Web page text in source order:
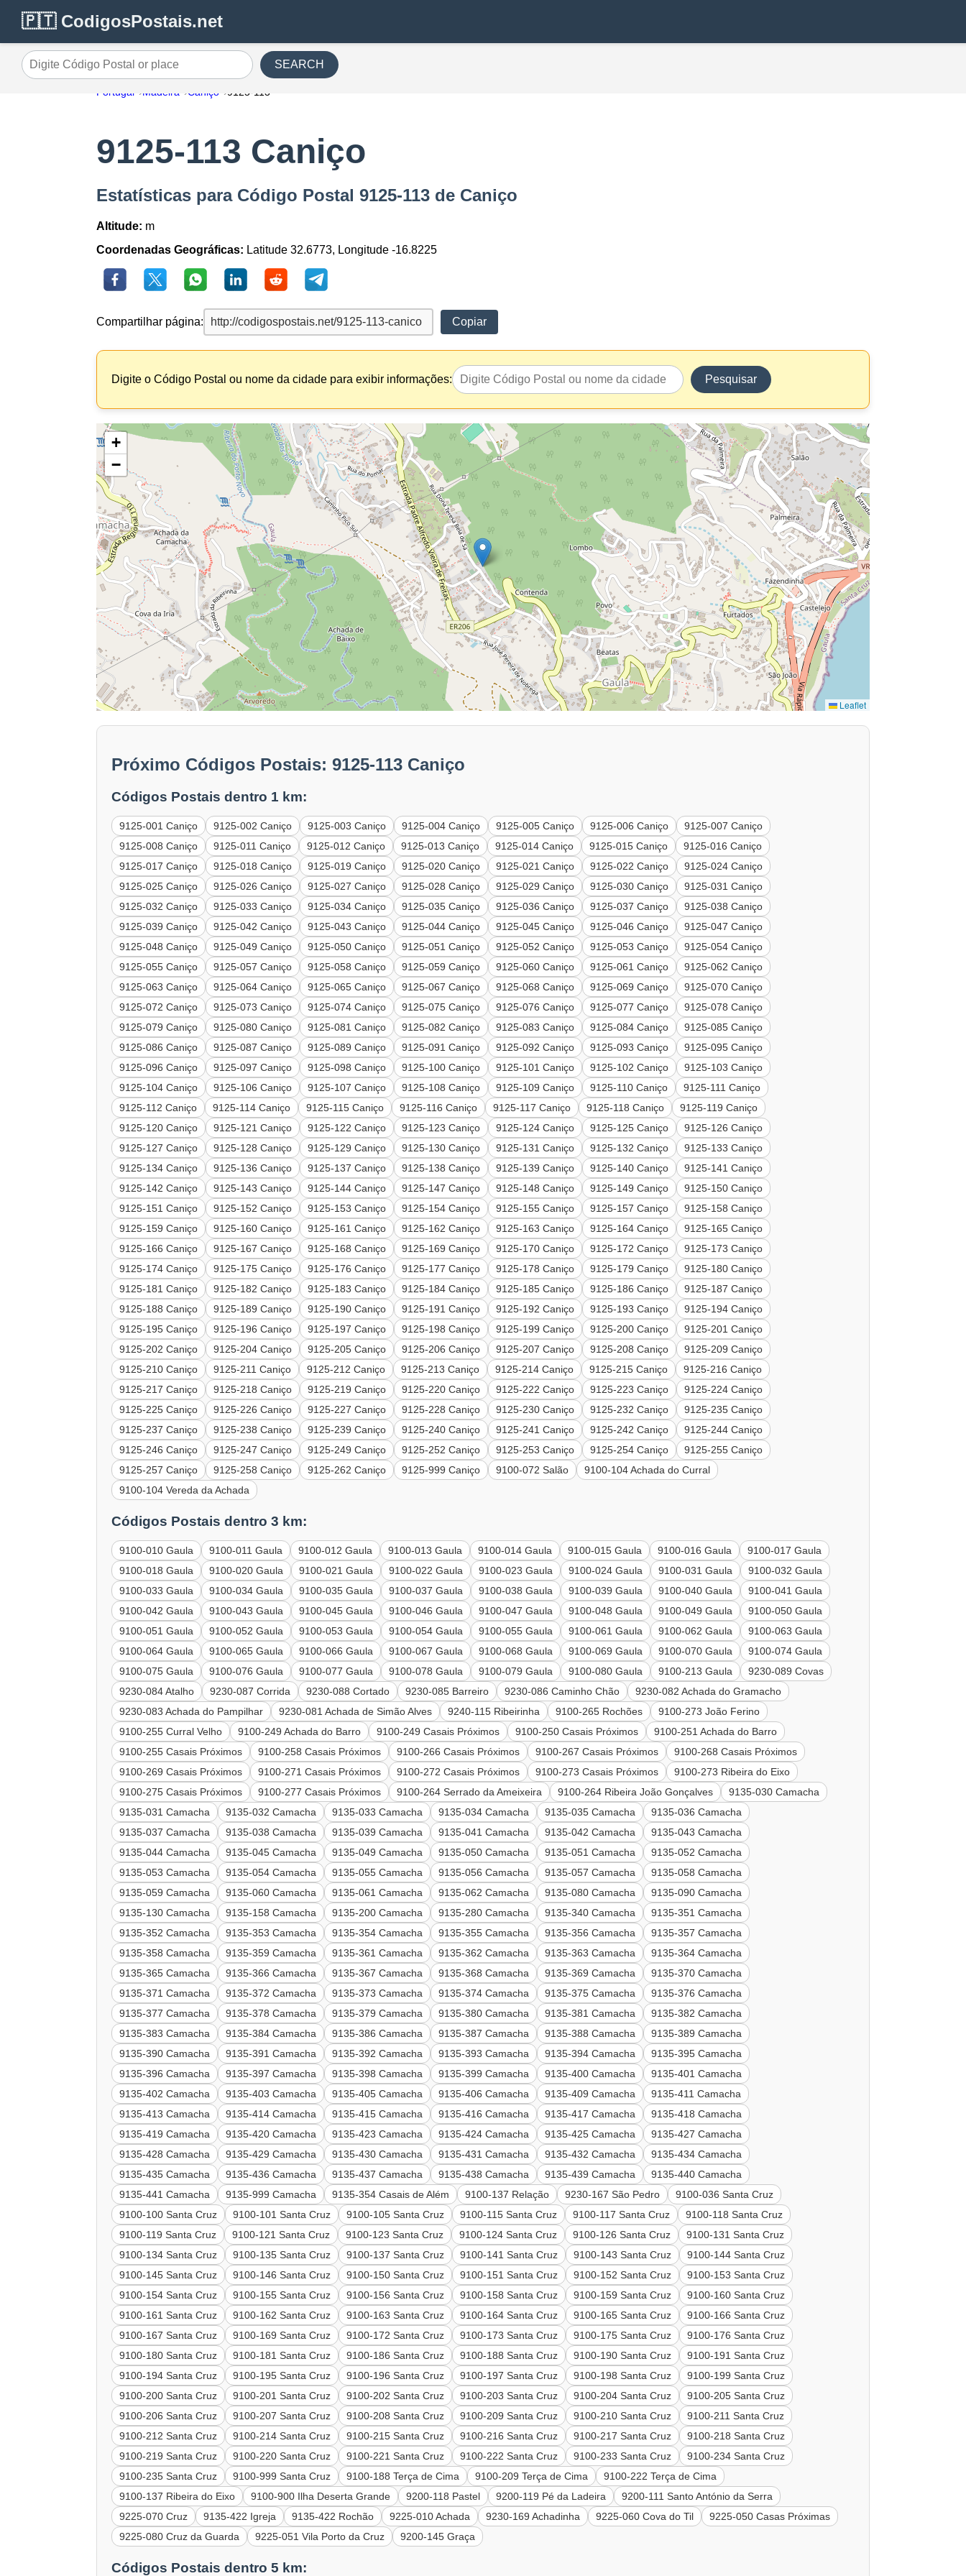
🇵🇹 CodigosPostais.net
Digite Código Postal or place SEARCH
Portugal Madeira Caniço 9125-113
9125-113 Caniço
Estatísticas para Código Postal 9125-113 de Caniço
Altitude: m
Coordenadas Geográficas: Latitude 32.6773, Longitude -16.8225
Compartilhar página: Copiar
Digite o Código Postal ou nome da cidade para exibir informações: Pesquisar
+
−
Leaflet
Próximo Códigos Postais: 9125-113 Caniço
Códigos Postais dentro 1 km:
9125-001 Caniço 9125-002 Caniço 9125-003 Caniço 9125-004 Caniço 9125-005 Caniço 9125-006 Caniço
9125-007 Caniço
9125-008 Caniço
9125-011 Caniço 9125-012 Caniço 9125-013 Caniço 9125-014 Caniço 9125-015 Caniço
9125-016 Caniço
9125-017 Caniço
9125-018 Caniço 9125-019 Caniço 9125-020 Caniço 9125-021 Caniço 9125-022 Caniço
9125-024 Caniço
9125-025 Caniço
9125-026 Caniço 9125-027 Caniço 9125-028 Caniço 9125-029 Caniço 9125-030 Caniço
9125-031 Caniço
9125-032 Caniço
9125-033 Caniço 9125-034 Caniço 9125-035 Caniço 9125-036 Caniço 9125-037 Caniço
9125-038 Caniço
9125-039 Caniço
9125-042 Caniço 9125-043 Caniço 9125-044 Caniço 9125-045 Caniço 9125-046 Caniço
9125-047 Caniço
9125-048 Caniço
9125-049 Caniço 9125-050 Caniço 9125-051 Caniço 9125-052 Caniço 9125-053 Caniço
9125-054 Caniço
9125-055 Caniço
9125-057 Caniço 9125-058 Caniço 9125-059 Caniço 9125-060 Caniço 9125-061 Caniço
9125-062 Caniço
9125-063 Caniço
9125-064 Caniço 9125-065 Caniço 9125-067 Caniço 9125-068 Caniço 9125-069 Caniço
9125-070 Caniço
9125-072 Caniço
9125-073 Caniço 9125-074 Caniço 9125-075 Caniço 9125-076 Caniço 9125-077 Caniço
9125-078 Caniço
9125-079 Caniço
9125-080 Caniço 9125-081 Caniço 9125-082 Caniço 9125-083 Caniço 9125-084 Caniço
9125-085 Caniço
9125-086 Caniço
9125-087 Caniço 9125-089 Caniço 9125-091 Caniço 9125-092 Caniço 9125-093 Caniço
9125-095 Caniço
9125-096 Caniço
9125-097 Caniço 9125-098 Caniço 9125-100 Caniço 9125-101 Caniço 9125-102 Caniço
9125-103 Caniço
9125-104 Caniço
9125-106 Caniço 9125-107 Caniço 9125-108 Caniço 9125-109 Caniço 9125-110 Caniço
9125-111 Caniço
9125-112 Caniço
9125-114 Caniço 9125-115 Caniço 9125-116 Caniço 9125-117 Caniço 9125-118 Caniço
9125-119 Caniço
9125-120 Caniço
9125-121 Caniço 9125-122 Caniço 9125-123 Caniço 9125-124 Caniço 9125-125 Caniço
9125-126 Caniço
9125-127 Caniço
9125-128 Caniço 9125-129 Caniço 9125-130 Caniço 9125-131 Caniço 9125-132 Caniço
9125-133 Caniço
9125-134 Caniço
9125-136 Caniço 9125-137 Caniço 9125-138 Caniço 9125-139 Caniço 9125-140 Caniço
9125-141 Caniço
9125-142 Caniço
9125-143 Caniço 9125-144 Caniço 9125-147 Caniço 9125-148 Caniço 9125-149 Caniço
9125-150 Caniço
9125-151 Caniço
9125-152 Caniço 9125-153 Caniço 9125-154 Caniço 9125-155 Caniço 9125-157 Caniço
9125-158 Caniço
9125-159 Caniço
9125-160 Caniço 9125-161 Caniço 9125-162 Caniço 9125-163 Caniço 9125-164 Caniço
9125-165 Caniço
9125-166 Caniço
9125-167 Caniço 9125-168 Caniço 9125-169 Caniço 9125-170 Caniço 9125-172 Caniço
9125-173 Caniço
9125-174 Caniço
9125-175 Caniço 9125-176 Caniço 9125-177 Caniço 9125-178 Caniço 9125-179 Caniço
9125-180 Caniço
9125-181 Caniço
9125-182 Caniço 9125-183 Caniço 9125-184 Caniço 9125-185 Caniço 9125-186 Caniço
9125-187 Caniço
9125-188 Caniço
9125-189 Caniço 9125-190 Caniço 9125-191 Caniço 9125-192 Caniço 9125-193 Caniço
9125-194 Caniço
9125-195 Caniço
9125-196 Caniço 9125-197 Caniço 9125-198 Caniço 9125-199 Caniço 9125-200 Caniço
9125-201 Caniço
9125-202 Caniço
9125-204 Caniço 9125-205 Caniço 9125-206 Caniço 9125-207 Caniço 9125-208 Caniço
9125-209 Caniço
9125-210 Caniço
9125-211 Caniço 9125-212 Caniço 9125-213 Caniço 9125-214 Caniço 9125-215 Caniço
9125-216 Caniço
9125-217 Caniço
9125-218 Caniço 9125-219 Caniço 9125-220 Caniço 9125-222 Caniço 9125-223 Caniço
9125-224 Caniço
9125-225 Caniço
9125-226 Caniço 9125-227 Caniço 9125-228 Caniço 9125-230 Caniço 9125-232 Caniço
9125-235 Caniço
9125-237 Caniço
9125-238 Caniço 9125-239 Caniço 9125-240 Caniço 9125-241 Caniço 9125-242 Caniço
9125-244 Caniço
9125-246 Caniço
9125-247 Caniço 9125-249 Caniço 9125-252 Caniço 9125-253 Caniço 9125-254 Caniço
9125-255 Caniço
9125-257 Caniço
9125-258 Caniço 9125-262 Caniço 9125-999 Caniço 9100-072 Salão
9100-104 Achada do Curral
9100-104 Vereda da Achada
Códigos Postais dentro 3 km:
9100-010 Gaula 9100-011 Gaula 9100-012 Gaula 9100-013 Gaula 9100-014 Gaula 9100-015 Gaula 9100-016 Gaula
9100-017 Gaula
9100-018 Gaula
9100-020 Gaula 9100-021 Gaula 9100-022 Gaula 9100-023 Gaula 9100-024 Gaula 9100-031 Gaula
9100-032 Gaula
9100-033 Gaula
9100-034 Gaula 9100-035 Gaula 9100-037 Gaula 9100-038 Gaula 9100-039 Gaula 9100-040 Gaula
9100-041 Gaula
9100-042 Gaula
9100-043 Gaula 9100-045 Gaula 9100-046 Gaula 9100-047 Gaula 9100-048 Gaula 9100-049 Gaula
9100-050 Gaula
9100-051 Gaula
9100-052 Gaula 9100-053 Gaula 9100-054 Gaula 9100-055 Gaula 9100-061 Gaula 9100-062 Gaula
9100-063 Gaula
9100-064 Gaula
9100-065 Gaula 9100-066 Gaula 9100-067 Gaula 9100-068 Gaula 9100-069 Gaula 9100-070 Gaula
9100-074 Gaula
9100-075 Gaula
9100-076 Gaula 9100-077 Gaula 9100-078 Gaula 9100-079 Gaula 9100-080 Gaula 9100-213 Gaula
9230-089 Covas
9230-084 Atalho
9230-087 Corrida 9230-088 Cortado 9230-085 Barreiro 9230-086 Caminho Chão
9230-082 Achada do Gramacho
9230-083 Achada do Pampilhar
9230-081 Achada de Simão Alves 9240-115 Ribeirinha 9100-265 Rochões
9100-273 João Ferino
9100-255 Curral Velho
9100-249 Achada do Barro 9100-249 Casais Próximos 9100-250 Casais Próximos
9100-251 Achada do Barro
9100-255 Casais Próximos
9100-258 Casais Próximos 9100-266 Casais Próximos 9100-267 Casais Próximos
9100-268 Casais Próximos
9100-269 Casais Próximos
9100-271 Casais Próximos 9100-272 Casais Próximos 9100-273 Casais Próximos
9100-273 Ribeira do Eixo
9100-275 Casais Próximos
9100-277 Casais Próximos 9100-264 Serrado da Ameixeira 9100-264 Ribeira João Gonçalves
9135-030 Camacha
9135-031 Camacha
9135-032 Camacha 9135-033 Camacha 9135-034 Camacha 9135-035 Camacha
9135-036 Camacha
9135-037 Camacha
9135-038 Camacha 9135-039 Camacha 9135-041 Camacha 9135-042 Camacha
9135-043 Camacha
9135-044 Camacha
9135-045 Camacha 9135-049 Camacha 9135-050 Camacha 9135-051 Camacha
9135-052 Camacha
9135-053 Camacha
9135-054 Camacha 9135-055 Camacha 9135-056 Camacha 9135-057 Camacha
9135-058 Camacha
9135-059 Camacha
9135-060 Camacha 9135-061 Camacha 9135-062 Camacha 9135-080 Camacha
9135-090 Camacha
9135-130 Camacha
9135-158 Camacha 9135-200 Camacha 9135-280 Camacha 9135-340 Camacha
9135-351 Camacha
9135-352 Camacha
9135-353 Camacha 9135-354 Camacha 9135-355 Camacha 9135-356 Camacha
9135-357 Camacha
9135-358 Camacha
9135-359 Camacha 9135-361 Camacha 9135-362 Camacha 9135-363 Camacha
9135-364 Camacha
9135-365 Camacha
9135-366 Camacha 9135-367 Camacha 9135-368 Camacha 9135-369 Camacha
9135-370 Camacha
9135-371 Camacha
9135-372 Camacha 9135-373 Camacha 9135-374 Camacha 9135-375 Camacha
9135-376 Camacha
9135-377 Camacha
9135-378 Camacha 9135-379 Camacha 9135-380 Camacha 9135-381 Camacha
9135-382 Camacha
9135-383 Camacha
9135-384 Camacha 9135-386 Camacha 9135-387 Camacha 9135-388 Camacha
9135-389 Camacha
9135-390 Camacha
9135-391 Camacha 9135-392 Camacha 9135-393 Camacha 9135-394 Camacha
9135-395 Camacha
9135-396 Camacha
9135-397 Camacha 9135-398 Camacha 9135-399 Camacha 9135-400 Camacha
9135-401 Camacha
9135-402 Camacha
9135-403 Camacha 9135-405 Camacha 9135-406 Camacha 9135-409 Camacha
9135-411 Camacha
9135-413 Camacha
9135-414 Camacha 9135-415 Camacha 9135-416 Camacha 9135-417 Camacha
9135-418 Camacha
9135-419 Camacha
9135-420 Camacha 9135-423 Camacha 9135-424 Camacha 9135-425 Camacha
9135-427 Camacha
9135-428 Camacha
9135-429 Camacha 9135-430 Camacha 9135-431 Camacha 9135-432 Camacha
9135-434 Camacha
9135-435 Camacha
9135-436 Camacha 9135-437 Camacha 9135-438 Camacha 9135-439 Camacha
9135-440 Camacha
9135-441 Camacha
9135-999 Camacha 9135-354 Casais de Além 9100-137 Relação 9230-167 São Pedro
9100-036 Santa Cruz
9100-100 Santa Cruz
9100-101 Santa Cruz 9100-105 Santa Cruz 9100-115 Santa Cruz 9100-117 Santa Cruz
9100-118 Santa Cruz
9100-119 Santa Cruz
9100-121 Santa Cruz 9100-123 Santa Cruz 9100-124 Santa Cruz 9100-126 Santa Cruz
9100-131 Santa Cruz
9100-134 Santa Cruz
9100-135 Santa Cruz 9100-137 Santa Cruz 9100-141 Santa Cruz 9100-143 Santa Cruz
9100-144 Santa Cruz
9100-145 Santa Cruz
9100-146 Santa Cruz 9100-150 Santa Cruz 9100-151 Santa Cruz 9100-152 Santa Cruz
9100-153 Santa Cruz
9100-154 Santa Cruz
9100-155 Santa Cruz 9100-156 Santa Cruz 9100-158 Santa Cruz 9100-159 Santa Cruz
9100-160 Santa Cruz
9100-161 Santa Cruz
9100-162 Santa Cruz 9100-163 Santa Cruz 9100-164 Santa Cruz 9100-165 Santa Cruz
9100-166 Santa Cruz
9100-167 Santa Cruz
9100-169 Santa Cruz 9100-172 Santa Cruz 9100-173 Santa Cruz 9100-175 Santa Cruz
9100-176 Santa Cruz
9100-180 Santa Cruz
9100-181 Santa Cruz 9100-186 Santa Cruz 9100-188 Santa Cruz 9100-190 Santa Cruz
9100-191 Santa Cruz
9100-194 Santa Cruz
9100-195 Santa Cruz 9100-196 Santa Cruz 9100-197 Santa Cruz 9100-198 Santa Cruz
9100-199 Santa Cruz
9100-200 Santa Cruz
9100-201 Santa Cruz 9100-202 Santa Cruz 9100-203 Santa Cruz 9100-204 Santa Cruz
9100-205 Santa Cruz
9100-206 Santa Cruz
9100-207 Santa Cruz 9100-208 Santa Cruz 9100-209 Santa Cruz 9100-210 Santa Cruz
9100-211 Santa Cruz
9100-212 Santa Cruz
9100-214 Santa Cruz 9100-215 Santa Cruz 9100-216 Santa Cruz 9100-217 Santa Cruz
9100-218 Santa Cruz
9100-219 Santa Cruz
9100-220 Santa Cruz 9100-221 Santa Cruz 9100-222 Santa Cruz 9100-233 Santa Cruz
9100-234 Santa Cruz
9100-235 Santa Cruz
9100-999 Santa Cruz 9100-188 Terça de Cima 9100-209 Terça de Cima
9100-222 Terça de Cima
9100-137 Ribeira do Eixo
9100-900 Ilha Deserta Grande 9200-118 Pastel 9200-119 Pé da Ladeira
9200-111 Santo António da Serra
9225-070 Cruz
9135-422 Igreja 9135-422 Rochão 9225-010 Achada 9230-169 Achadinha 9225-060 Cova do Til
9225-050 Casas Próximas
9225-080 Cruz da Guarda
9225-051 Vila Porto da Cruz 9200-145 Graça
Códigos Postais dentro 5 km: